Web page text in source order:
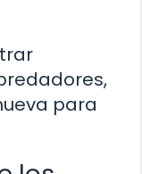
para